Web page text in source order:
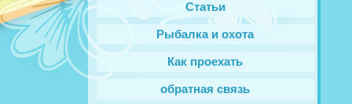
Статьи
Рыбалка и охота
Как проехать
обратная связь